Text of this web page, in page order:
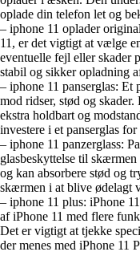
oplade din telefon let og
– iphone 11 oplader
11, er det vigtigt at vælge
eventuelle fejl eller skader
stabil og sikker opladning
– iphone 11 panserglas: Et
mod ridser, stød og
ekstra holdbart og
investere i et panserglas
– iphone 11 panzerglass:
glasbeskyttelse til
og kan absorbere stød og
skærmen i at blive ødelagt
– iphone 11 plus: iPhone
af iPhone 11 med flere
Det er vigtigt at tjekke
der menes med iPhone 11